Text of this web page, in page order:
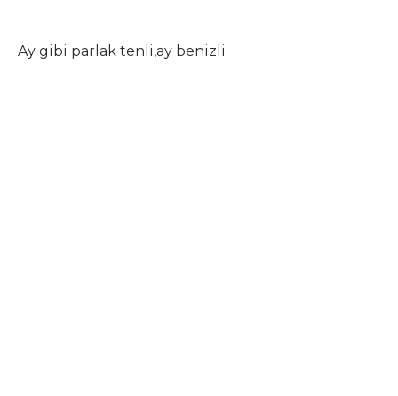
Ay gibi parlak tenli,ay benizli.